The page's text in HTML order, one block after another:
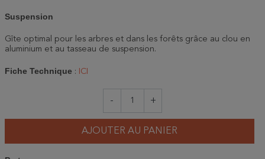
Suspension
Gîte optimal pour les arbres et dans les forêts grâce au clou en
aluminium et au tasseau de suspension.
Fiche Technique : ICI
- +
AJOUTER AU PANIER